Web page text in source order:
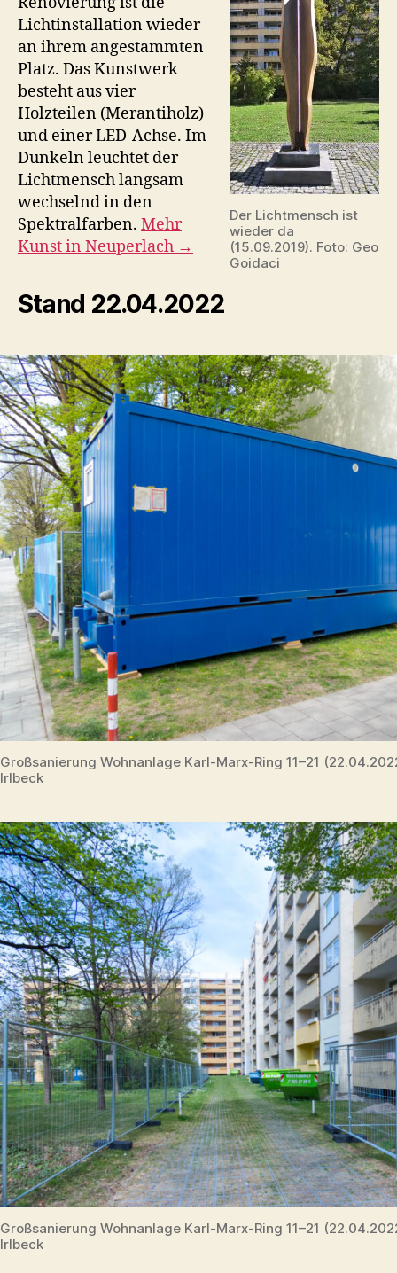
Der Lichtmensch ist
wieder da
(15.09.2019). Foto: Geo
Goidaci
Lichtinstallation wieder
an ihrem angestammten
Platz. Das Kunstwerk
besteht aus vier
Holzteilen (Merantiholz)
und einer LED-Achse. Im
Dunkeln leuchtet der
Lichtmensch langsam
wechselnd in den
Spektralfarben. Mehr
Kunst in Neuperlach →
Stand 22.04.2022
Großsanierung Wohnanlage Karl-Marx-Ring 11–21
Irlbeck
Großsanierung Wohnanlage Karl-Marx-Ring 11–21
Irlbeck